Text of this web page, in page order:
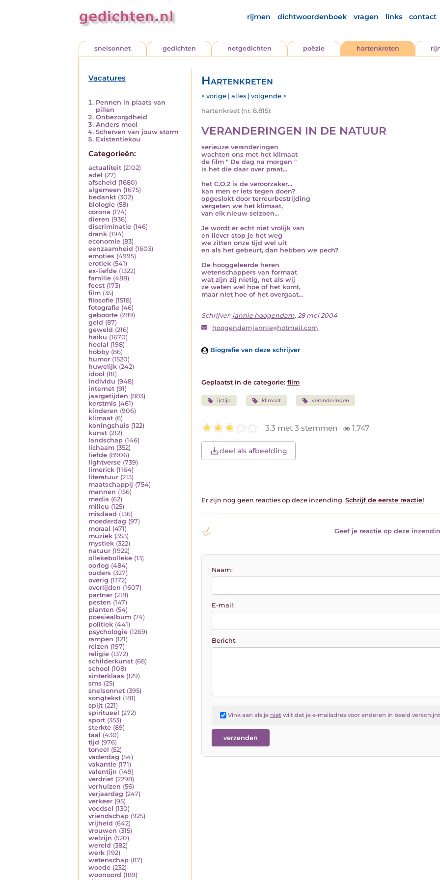
rijmen dichtwoordenboek vragen links contact
snelsonnet gedichten netgedichten poëzie hartenkreten
Vacatures
Pennen in plaats van
pillen
Onbezorgdheid
Anders mooi
Scherven van jouw storm
Existentiekou
Categorieën:
actualiteit (2102)
adel (27)
afscheid (1680)
algemeen (1675)
bedankt (302)
biologie (58)
corona (174)
dieren (936)
discriminatie (146)
drank (194)
economie (83)
eenzaamheid (1603)
emoties (4995)
erotiek (541)
ex-liefde (1322)
familie (488)
feest (173)
film (35)
filosofie (1518)
fotografie (46)
geboorte (289)
geld (87)
geweld (216)
haiku (1670)
heelal (198)
hobby (86)
humor (1520)
huwelijk (242)
idool (81)
individu (948)
internet (91)
jaargetijden (883)
kerstmis (461)
kinderen (906)
klimaat (6)
koningshuis (122)
kunst (212)
landschap (146)
lichaam (352)
liefde (8906)
lightverse (739)
limerick (1164)
literatuur (213)
maatschappij (754)
mannen (156)
media (62)
milieu (125)
misdaad (136)
moederdag (97)
moraal (471)
muziek (353)
mystiek (322)
natuur (1922)
ollekebolleke (13)
oorlog (484)
ouders (327)
overig (1172)
overlijden (1607)
partner (218)
pesten (147)
planten (54)
poesiealbum (74)
politiek (441)
psychologie (1269)
rampen (121)
reizen (197)
religie (1372)
schilderkunst (68)
school (108)
sinterklaas (129)
sms (25)
snelsonnet (395)
songtekst (181)
spijt (221)
spiritueel (272)
sport (353)
sterkte (89)
taal (430)
tijd (976)
toneel (52)
vaderdag (54)
vakantie (171)
valentijn (149)
verdriet (2298)
verhuizen (56)
verjaardag (247)
verkeer (95)
voedsel (130)
vriendschap (925)
vrijheid (642)
vrouwen (315)
welzijn (520)
wereld (382)
werk (192)
wetenschap (87)
woede (232)
woonoord (189)
Hartenkreten
< vorige| alles| volgende >
hartenkreet (nr. 8.815):
VERANDERINGEN IN DE NATUUR
serieuze veranderingen
wachten ons met het klimaat
de film " De dag na morgen "
is het die daar over praat...
het C.O.2 is de veroorzaker...
kan men er iets tegen doen?
opgeslokt door terreurbestrijding
vergeten we het klimaat,
van elk nieuw seizoen...
Je wordt er echt niet vrolijk van
en liever stop je het weg
we zitten onze tijd wel uit
en als het gebeurt, dan hebben we pech?
De hooggeleerde heren
wetenschappers van formaat
wat zijn zij nietig, net als wij
ze weten wel hoe of het komt,
maar niet hoe of het overgaat...
Schrijver: jannie hoogendam, 28 mei 2004
hoogendamjannie hotmail.com
Biografie van deze schrijver
Geplaatst in de categorie: film
ijstijd klimaat veranderingen
3.3 met 3 stemmen 1.747
deel als afbeelding
Er zijn nog geen reacties op deze inzending. Schrijf de eerste reactie!
Geef je reactie op deze
Naam:
E-mail:
Bericht:
Vink aan als je niet wilt dat je e-mailadres voor anderen in beeld verschijnt